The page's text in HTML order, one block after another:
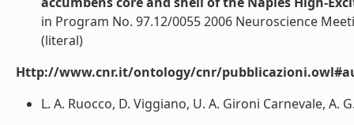
in Program No. 97.12/0055 2006 Neuroscience
(literal)
Http://www.cnr.it/ontology/cnr/
L. A. Ruocco, D. Viggiano, U. A. Gironi Carnevale, A.